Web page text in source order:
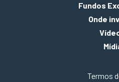
Fundos
Onde
Termos